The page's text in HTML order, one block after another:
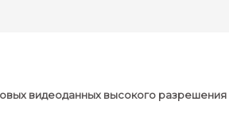
видеоданных высокого